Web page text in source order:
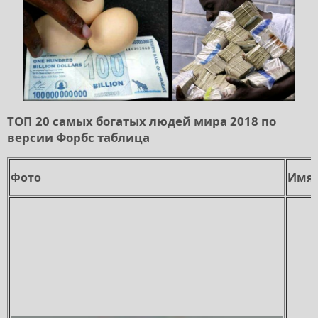
ТОП 20 самых богатых людей мира 2018 по
версии Форбс таблица
Фото Имя